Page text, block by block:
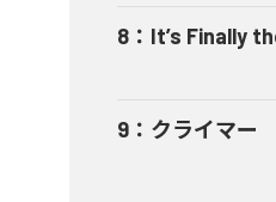
8 ： It’s Finally
9 ： クライマー